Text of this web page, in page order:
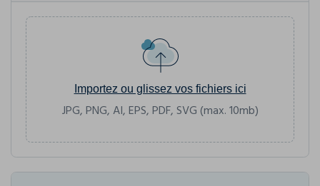
Importez ou glissez vos fichiers ici
JPG, PNG, AI, EPS, PDF, SVG (max. 10mb)